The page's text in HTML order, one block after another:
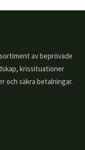
av beprövade
krissituationer
och säkra betalningar.